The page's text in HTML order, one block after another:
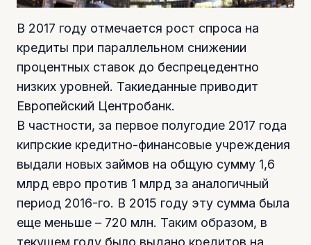
В 2017 году отмечается рост спроса на
кредиты при параллельном снижении
процентных ставок до беспрецедентно
низких уровней. Такиеданные приводит
Европейский Центробанк.
В частности, за первое полугодие 2017 года
кипрские кредитно-финансовые учреждения
выдали новых займов на общую сумму 1,6
млрд евро против 1 млрд за аналогичный
период 2016-го. В 2015 году эту сумма была
еще меньше – 720 млн. Таким образом, в
текущем году было выдано кредитов на